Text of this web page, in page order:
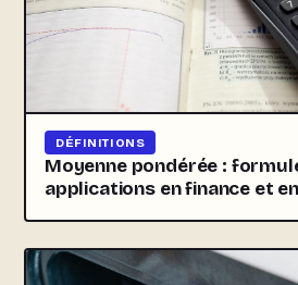
DÉFINITIONS
Moyenne pondérée :
applications en finance et